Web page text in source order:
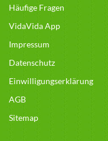
Häufige Fragen
VidaVida App
Impressum
Datenschutz
Einwilligungserklärung
AGB
Sitemap